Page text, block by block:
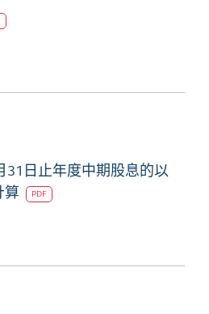
31日止年度中期股息的以
算
PDF